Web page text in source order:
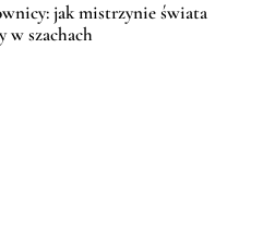
jak mistrzynie świata
w szachach